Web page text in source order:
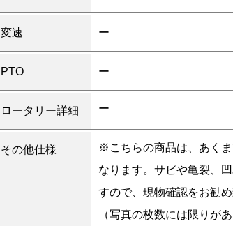
変速 ー
PTO ー
ロータリー詳細 ー
その他仕様
※こちらの商品は、あく
なります。サビや亀裂、
すので、現物確認をお勧め
（写真の枚数には限りがあ